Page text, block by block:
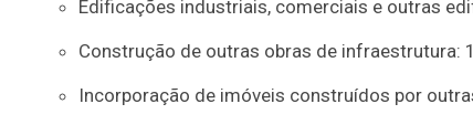
Edificações industriais, comerciais e outras
Construção de outras obras de infraestrutura:
Incorporação de imóveis construídos por